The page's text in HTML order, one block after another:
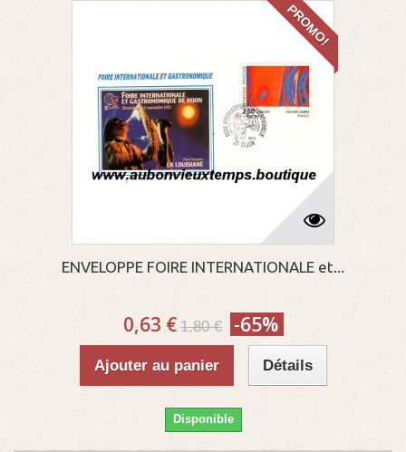
PROMO!
ENVELOPPE FOIRE INTERNATIONALE et...
0,63 € 1,80 € -65%
Ajouter au panier Détails
Disponible